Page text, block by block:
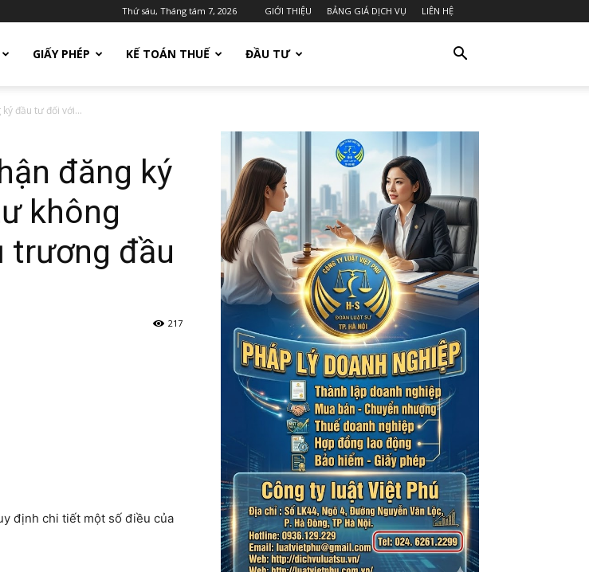
Thứ sáu, Tháng tám 7, 2026 GIỚI THIỆU BẢNG GIÁ DỊCH VỤ LIÊN HỆ
GIẤY PHÉP KẾ TOÁN THUẾ ĐẦU TƯ
đầu tư đối với...
đăng ký
không
trương đầu
217
định chi tiết một số điều của